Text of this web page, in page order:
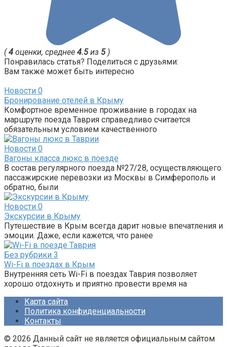
(4 оценки, среднее 4.5из 5)
Понравилась статья? Поделиться с друзьями:
Вам также может быть интересно
Новости 0
Бронирование отелей в Крыму
Комфортное временное проживание в городах на
маршруте поезда Таврия справедливо считается
обязательным условием качественного
Новости 0
Вагоны класса люкс в поезде
В состав регулярного поезда №27/28, осуществляющего
пассажирские перевозки из Москвы в Симферополь и
обратно, были
Новости 0
Экскурсии в Крыму
Путешествие в Крым всегда дарит новые впечатления и
эмоции. Даже, если кажется, что ранее
Без рубрики 3
Wi-Fi в поездах в Крым
Внутренняя сеть Wi-Fi в поездах Таврия позволяет
хорошо отдохнуть и приятно провести время на
Карта сайта
Политика конфиденциальности
Контакты
© 2026 Данный сайт не является официальным сайтом